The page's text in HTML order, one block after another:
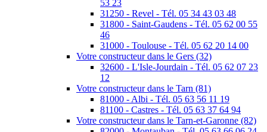
53 23
31250 - Revel - Tél. 05 34 43 03 48
31800 - Saint-Gaudens - Tél. 05 62 00 55
46
31000 - Toulouse - Tél. 05 62 20 14 00
Votre constructeur dans le Gers (32)
32600 - L'Isle-Jourdain - Tél. 05 62 07 23
12
Votre constructeur dans le Tarn (81)
81000 - Albi - Tél. 05 63 56 11 19
81100 - Castres - Tél. 05 63 37 64 94
Votre constructeur dans le Tarn-et-Garonne (82)